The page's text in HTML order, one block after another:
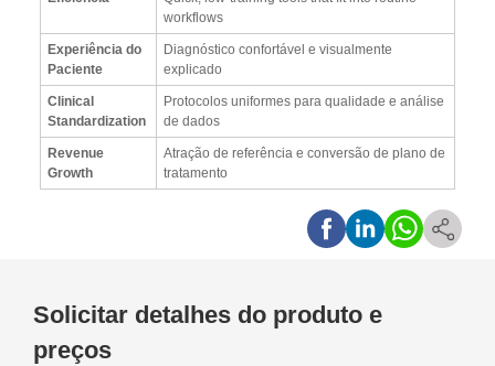
workflows
Experiência do
Paciente
Diagnóstico confortável e visualmente
explicado
Clinical
Standardization
Protocolos uniformes para qualidade e análise
de dados
Revenue
Growth
Atração de referência e conversão de plano de
tratamento
Solicitar detalhes do produto e
preços